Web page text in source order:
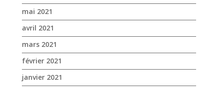
mai 2021
avril 2021
mars 2021
février 2021
janvier 2021